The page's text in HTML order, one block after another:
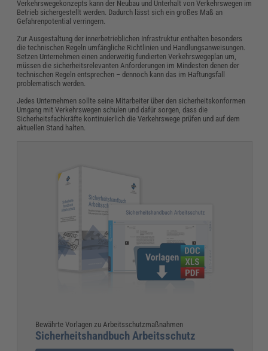
Verkehrswegekonzepts kann der Neubau und Unterhalt von Verkehrswegen im
Betrieb sichergestellt werden. Dadurch lässt sich ein großes Maß an
Gefahrenpotential verringern.
Zur Ausgestaltung der innerbetrieblichen Infrastruktur enthalten besonders
die technischen Regeln umfängliche Richtlinien und Handlungsanweisungen.
Setzen Unternehmen einen anderweitig fundierten Verkehrswegeplan um,
müssen die sicherheitsrelevanten Anforderungen im Mindesten denen der
technischen Regeln entsprechen – dennoch kann das im Haftungsfall
problematisch werden.
Jedes Unternehmen sollte seine Mitarbeiter über den sicherheitskonformen
Umgang mit Verkehrswegen schulen und dafür sorgen, dass die
Sicherheitsfachkräfte kontinuierlich die Verkehrswege prüfen und auf dem
aktuellen Stand halten.
Bewährte Vorlagen zu Arbeitsschutzmaßnahmen
Sicherheitshandbuch Arbeitsschutz